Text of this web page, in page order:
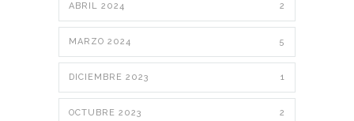
ABRIL 2024 2
MARZO 2024 5
DICIEMBRE 2023 1
OCTUBRE 2023 2